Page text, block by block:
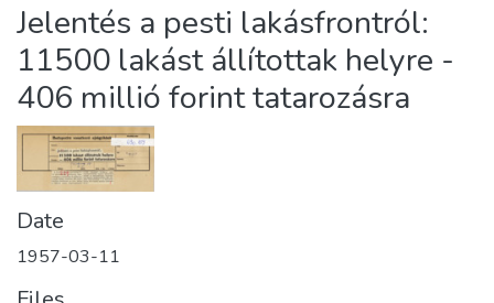
About us
Jelentés a pesti lakásfrontról:
11500 lakást állítottak helyre -
406 millió forint tatarozásra
Date
1957-03-11